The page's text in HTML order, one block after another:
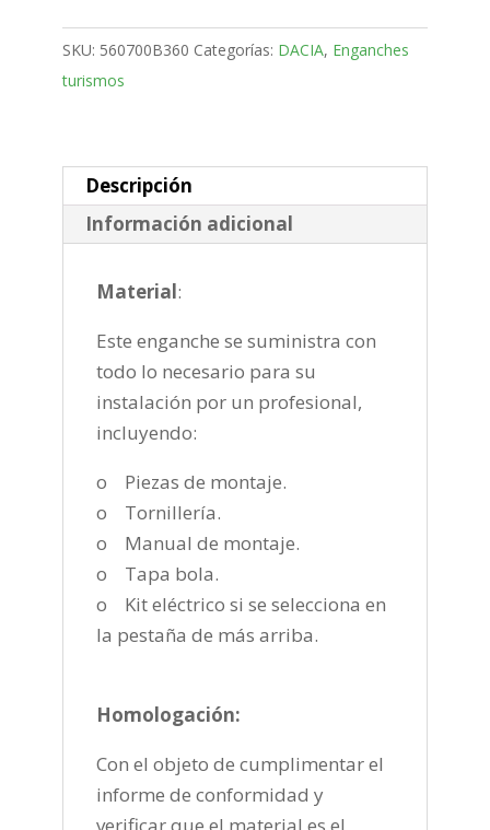
Bola
desmontable
horizontal
2012-
2021
cantidad
SKU: 560700B360 Categorías: DACIA, Enganches
turismos
Descripción
Información adicional
Material:
Este enganche se suministra con
todo lo necesario para su
instalación por un profesional,
incluyendo:
o Piezas de montaje.
o Tornillería.
o Manual de montaje.
o Tapa bola.
o Kit eléctrico si se selecciona en
la pestaña de más arriba.
Homologación:
Con el objeto de cumplimentar el
informe de conformidad y
verificar que el material es el